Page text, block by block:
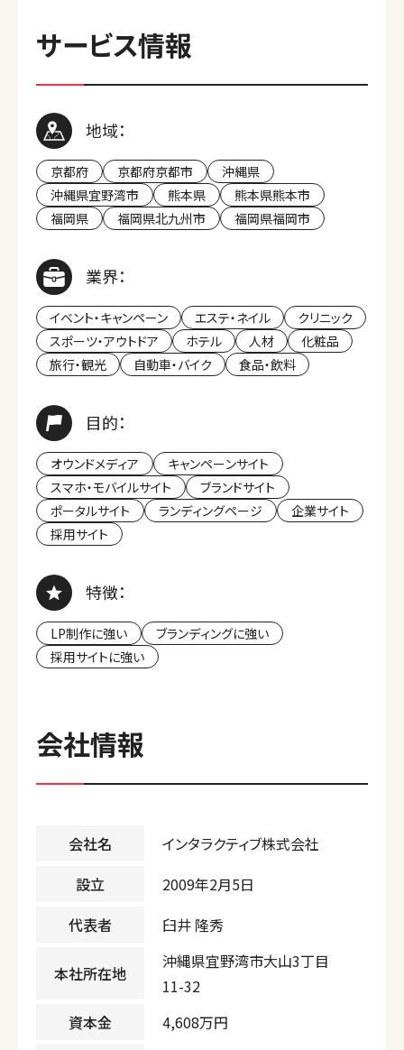
サービス情報
地域：
京都府 京都府京都市
沖縄県
沖縄県宜野湾市
熊本県
熊本県熊本市
福岡県
福岡県北九州市 福岡県福岡市
業界：
イベント・キャンペーン エステ・ネイル
クリニック
スポーツ・アウトドア
ホテル 人材
化粧品
旅行・観光
自動車・バイク 食品・飲料
目的：
オウンドメディア
キャンペーンサイト
スマホ・モバイルサイト
ブランドサイト
ポータルサイト
ランディングページ
企業サイト
採用サイト
特徴：
LP制作に強い
ブランディングに強い
採用サイトに強い
会社情報
会社名
インタラクティブ株式会社
設立
2009年2月5日
代表者
臼井 隆秀
本社所在地
沖縄県宜野湾市大山3丁目
11-32
資本金
4,608万円